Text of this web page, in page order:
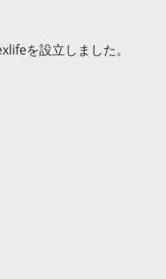
を設立しました。